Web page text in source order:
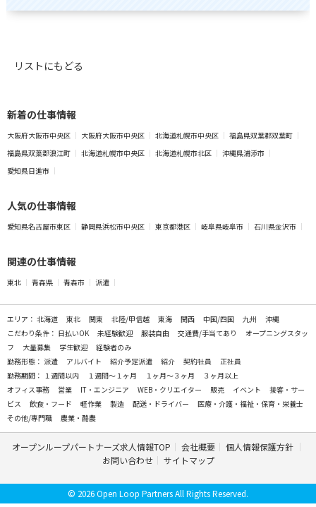
リストにもどる
新着の仕事情報
大阪府大阪市中央区 大阪府大阪市中央区 北海道札幌市中央区
福島県双葉郡双葉町
福島県双葉郡浪江町
北海道札幌市中央区 北海道札幌市北区
沖縄県浦添市
愛知県日進市
人気の仕事情報
愛知県名古屋市東区 静岡県浜松市中央区 東京都港区 岐阜県岐阜市 石川県金沢市
関連の仕事情報
東北 青森県 青森市 派遣
エリア： 北海道 東北 関東 北陸/甲信越 東海 関西 中国/四国 九州
沖縄
こだわり条件： 日払いOK 未経験歓迎 服装自由 交通費/手当てあり
オープニングスタッ
フ
大量募集 学生歓迎
経験者のみ
勤務形態： 派遣 アルバイト 紹介予定派遣 紹介 契約社員
正社員
勤務期間： １週間以内 １週間～１ヶ月 １ヶ月～３ヶ月
３ヶ月以上
オフィス事務
営業 IT・エンジニア WEB・クリエイター 販売 イベント
接客・サー
ビス
飲食・フード 軽作業 製造 配送・ドライバー
医療・介護・福祉・保育・栄養士
その他/専門職
農業・酪農
オープンループパートナーズ求人情報TOP 会社概要
個人情報保護方針
お問い合わせ
サイトマップ
© 2026 Open Loop Partners All Rights Reserved.